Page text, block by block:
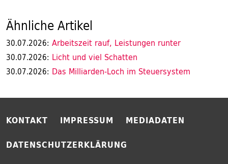
Ähnliche Artikel
30.07.2026: Arbeitszeit rauf, Leistungen runter
30.07.2026: Licht und viel Schatten
30.07.2026: Das Milliarden-Loch im Steuersystem
KONTAKT IMPRESSUM
MEDIADATEN
DATENSCHUTZERKLÄRUNG